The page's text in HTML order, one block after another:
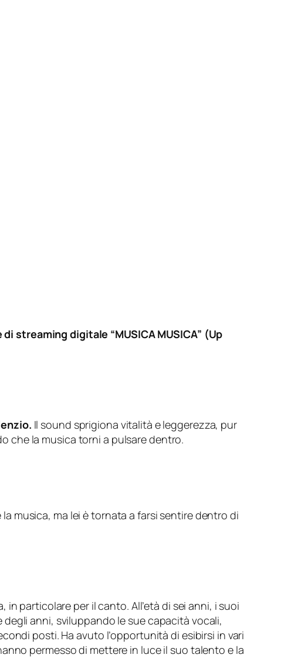
streaming digitale “MUSICA MUSICA” (Up
Il sound sprigiona vitalità e leggerezza, pur
che la musica torni a pulsare dentro.
musica, ma lei è tornata a farsi sentire dentro di
particolare per il canto. All’età di sei anni, i suoi
anni, sviluppando le sue capacità vocali,
posti. Ha avuto l’opportunità di esibirsi in vari
permesso di mettere in luce il suo talento e la